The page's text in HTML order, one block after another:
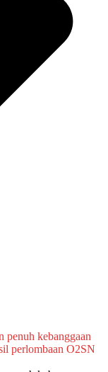
penuh kebanggaan
perlombaan O2SN